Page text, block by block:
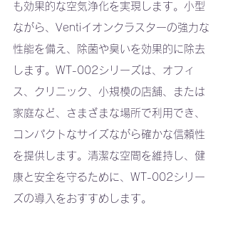
も効果的な空気浄化を実現します。小型
ながら、Ventiイオンクラスターの強力な
性能を備え、除菌や臭いを効果的に除去
します。WT-002シリーズは、オフィ
ス、クリニック、小規模の店舗、または
家庭など、さまざまな場所で利用でき、
コンパクトなサイズながら確かな信頼性
を提供します。清潔な空間を維持し、健
康と安全を守るために、WT-002シリー
ズの導入をおすすめします。